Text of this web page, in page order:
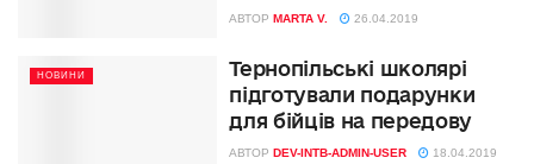
АВТОР MARTA V. 26.04.2019
НОВИНИ
Тернопільські школярі
підготували подарунки
для бійців на передову
АВТОР DEV-INTB-ADMIN-USER 18.04.2019